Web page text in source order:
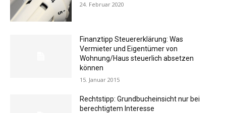
24. Februar 2020
Finanztipp Steuererklärung: Was
Vermieter und Eigentümer von
Wohnung/Haus steuerlich absetzen
können
15. Januar 2015
Rechtstipp: Grundbucheinsicht nur bei
berechtigtem Interesse